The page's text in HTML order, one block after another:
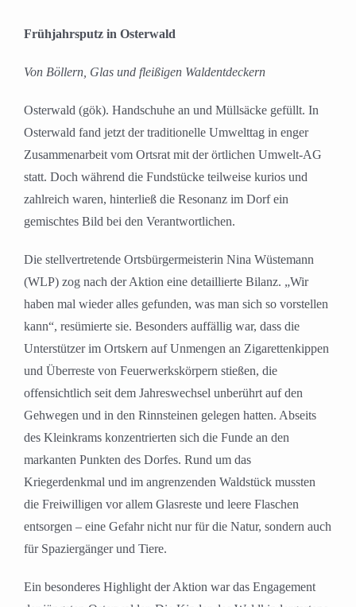
Frühjahrsputz in Osterwald
Von Böllern, Glas und fleißigen Waldentdeckern
Osterwald (gök). Handschuhe an und Müllsäcke gefüllt. In
Osterwald fand jetzt der traditionelle Umwelttag in enger
Zusammenarbeit vom Ortsrat mit der örtlichen Umwelt-AG
statt. Doch während die Fundstücke teilweise kurios und
zahlreich waren, hinterließ die Resonanz im Dorf ein
gemischtes Bild bei den Verantwortlichen.
Die stellvertretende Ortsbürgermeisterin Nina Wüstemann
(WLP) zog nach der Aktion eine detaillierte Bilanz. „Wir
haben mal wieder alles gefunden, was man sich so vorstellen
kann“, resümierte sie. Besonders auffällig war, dass die
Unterstützer im Ortskern auf Unmengen an Zigarettenkippen
und Überreste von Feuerwerkskörpern stießen, die
offensichtlich seit dem Jahreswechsel unberührt auf den
Gehwegen und in den Rinnsteinen gelegen hatten. Abseits
des Kleinkrams konzentrierten sich die Funde an den
markanten Punkten des Dorfes. Rund um das
Kriegerdenkmal und im angrenzenden Waldstück mussten
die Freiwilligen vor allem Glasreste und leere Flaschen
entsorgen – eine Gefahr nicht nur für die Natur, sondern auch
für Spaziergänger und Tiere.
Ein besonderes Highlight der Aktion war das Engagement